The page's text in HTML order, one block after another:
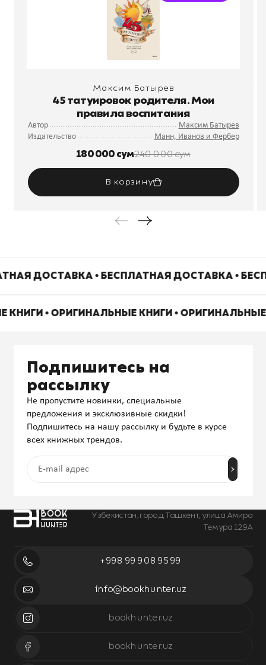
Максим Батырев
45 татуировок родителя. Мои
правила воспитания
Автор
Максим Батырев
Издательство
Манн, Иванов и Фербер
180 000 сум240 000 сум
В корзину
ДОСТАВКА • БЕСПЛАТНАЯ ДОСТАВКА •
• ОРИГИНАЛЬНЫЕ КНИГИ •
Узбекистан, город Ташкент, улица Амира
Темура 129А
+998 99 908 95 99
info@bookhunter.uz
bookhunter.uz
bookhunter.uz
Подпишитесь на
рассылку
Не пропустите новинки, специальные
предложения и эксклюзивные скидки!
Подпишитесь на нашу рассылку и будьте в курсе
всех книжных трендов.